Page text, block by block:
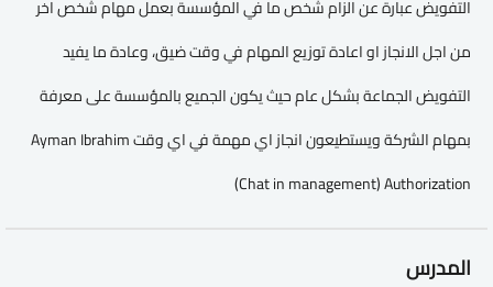
التفويض عبارة عن الزام شخص ما في المؤسسة بعمل مهام شخص اخر
من اجل الانجاز او اعادة توزيع المهام في وقت ضيق، وعادة ما يفيد
التفويض الجماعة بشكل عام حيث يكون الجميع بالمؤسسة على معرفة
بمهام الشركة ويستطيعون انجاز اي مهمة في اي وقت Ayman Ibrahim
(Chat in management) Authorization
المدرس